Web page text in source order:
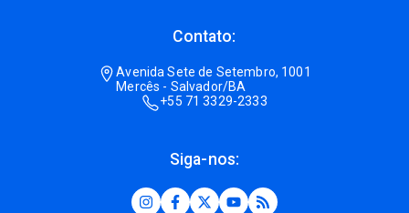
Contato:
Avenida Sete de Setembro, 1001
Mercês - Salvador/BA
+55 71 3329-2333
Siga-nos: